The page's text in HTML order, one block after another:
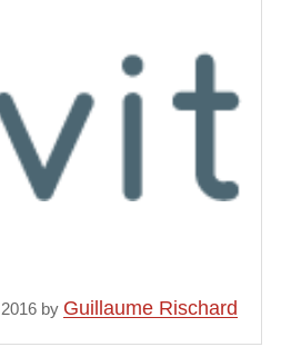
by Guillaume Rischard